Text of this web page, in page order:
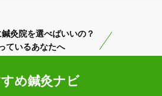
スポーツ鍼灸 レディ
灸院を選べばいいの？
ているあなたへ
め鍼灸ナビ